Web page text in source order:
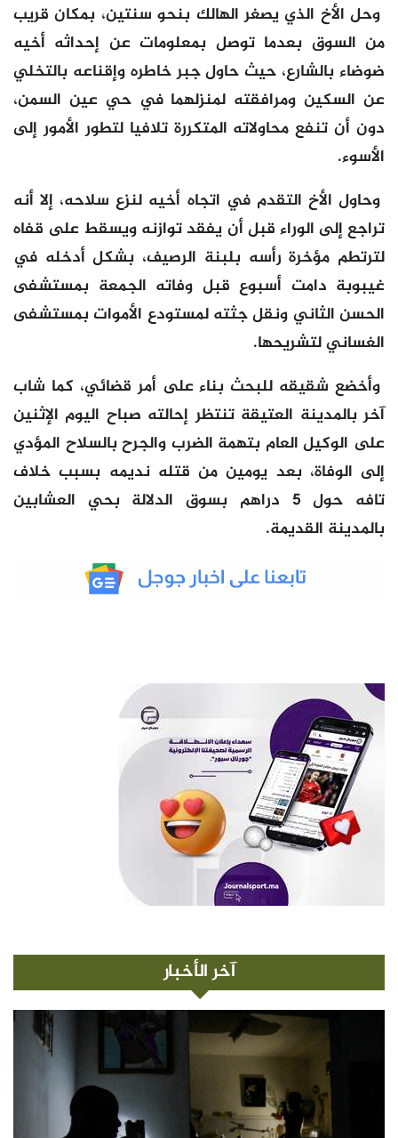
وحل الأخ الذي يصغر الهالك بنحو سنتين، بمكان قريب
من السوق بعدما توصل بمعلومات عن إحداثه أخيه
ضوضاء بالشارع، حيث حاول جبر خاطره وإقناعه بالتخلي
عن السكين ومرافقته لمنزلهما في حي عين السمن،
دون أن تنفع محاولاته المتكررة تلافيا لتطور الأمور إلى
الأسوء.
وحاول الأخ التقدم في اتجاه أخيه لنزع سلاحه، إلا أنه
تراجع إلى الوراء قبل أن يفقد توازنه ويسقط على قفاه
لترتطم مؤخرة رأسه بلبنة الرصيف، بشكل أدخله في
غيبوبة دامت أسبوع قبل وفاته الجمعة بمستشفى
الحسن الثاني ونقل جثته لمستودع الأموات بمستشفى
الغساني لتشريحها.
وأخضع شقيقه للبحث بناء على أمر قضائي، كما شاب
آخر بالمدينة العتيقة تنتظر إحالته صباح اليوم الإثنين
على الوكيل العام بتهمة الضرب والجرح بالسلاح المؤدي
إلى الوفاة، بعد يومين من قتله نديمه بسبب خلاف
تافه حول 5 دراهم بسوق الدلالة بحي العشابين
بالمدينة القديمة.
آخر الأخبار